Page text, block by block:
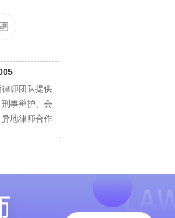
师团队提供
事辩护、会
地律师合作